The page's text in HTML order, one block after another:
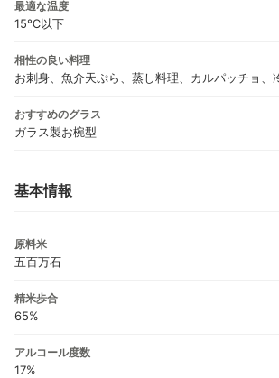
最適な温度
15℃以下
相性の良い料理
お刺身、魚介天ぷら、蒸し料理、カルパッチョ、
おすすめのグラス
ガラス製お椀型
基本情報
原料米
五百万石
精米歩合
65%
アルコール度数
17%